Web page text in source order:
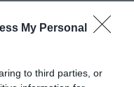
My Personal
to third parties, or